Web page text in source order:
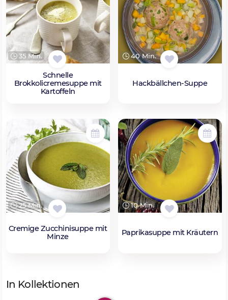
35 Min.
Schnelle
Brokkolicremesuppe mit
Kartoffeln
40 Min.
Hackbällchen-Suppe
25 Min.
Cremige Zucchinisuppe mit
Minze
10 Min.
Paprikasuppe mit Kräutern
In Kollektionen